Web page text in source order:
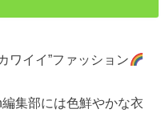
ワイイ”ファッション
集部には色鮮やかな衣